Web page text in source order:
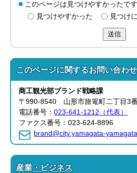
このページは見つけやすかったで
見つけやすかった
見つけ
送信
このページに関するお問い合わせ
商工観光部ブランド戦略課
〒990-8540 山形市旅篭町二丁目3
電話番号：023-641-1212（代表）
ファクス番号：023-624-8896
brand@city.yamagata-
産業・ビジネス